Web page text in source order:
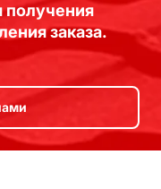
получения
заказа.